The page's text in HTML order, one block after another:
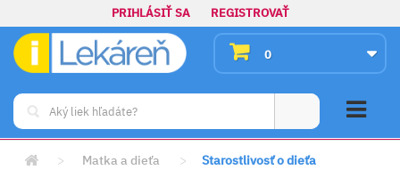
PRIHLÁSIŤ SA REGISTROVAŤ
0
> Matka a dieťa > Starostlivosť o dieťa